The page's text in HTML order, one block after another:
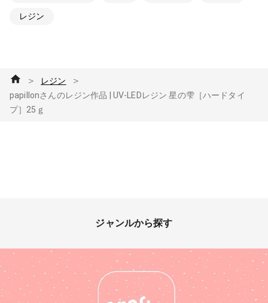
レジン
＞ レジン ＞
papillonさんのレジン作品 | UV-LEDレジン 星の雫［ハードタイ
プ］25ｇ
ジャンルから探す